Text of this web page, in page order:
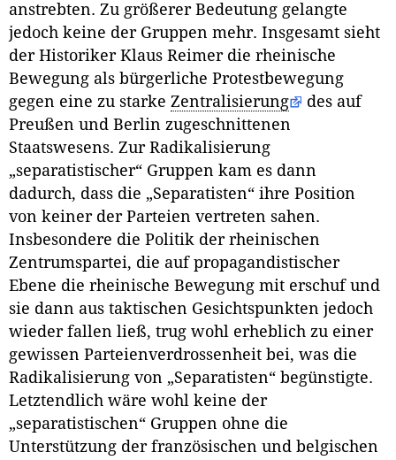
anstrebten. Zu größerer Bedeutung gelangte
jedoch keine der Gruppen mehr. Insgesamt sieht
der Historiker Klaus Reimer die rheinische
Bewegung als bürgerliche Protestbewegung
gegen eine zu starke Zentralisierung
des auf
Preußen und Berlin zugeschnittenen
Staatswesens. Zur Radikalisierung
„separatistischer“ Gruppen kam es dann
dadurch, dass die „Separatisten“ ihre Position
von keiner der Parteien vertreten sahen.
Insbesondere die Politik der rheinischen
Zentrumspartei, die auf propagandistischer
Ebene die rheinische Bewegung mit erschuf und
sie dann aus taktischen Gesichtspunkten jedoch
wieder fallen ließ, trug wohl erheblich zu einer
gewissen Parteienverdrossenheit bei, was die
Radikalisierung von „Separatisten“ begünstigte.
Letztendlich wäre wohl keine der
„separatistischen“ Gruppen ohne die
Unterstützung der französischen und belgischen